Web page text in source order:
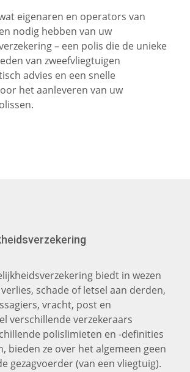
privacybeleidgelezen en ga
eigenaren en operators van
nodig hebben van uw
– een polis die de unieke
van zweefvliegtuigen
advies en een snelle
het aanleveren van uw
biedt in wezen
schade of letsel aan derden,
vracht, post en
verschillende verzekeraars
polislimieten en -definities
bieden ze over het algemeen geen
gezagvoerder (van een vliegtuig).